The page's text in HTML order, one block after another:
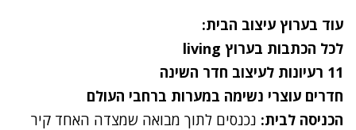
עוד בערוץ עיצוב הבית:
לכל הכתבות בערוץ living
11 רעיונות לעיצוב חדר השינה
חדרים עוצרי נשימה במערות ברחבי העולם
הכניסה לבית: נכנסים לתוך מבואה שמצדה האחד קיר